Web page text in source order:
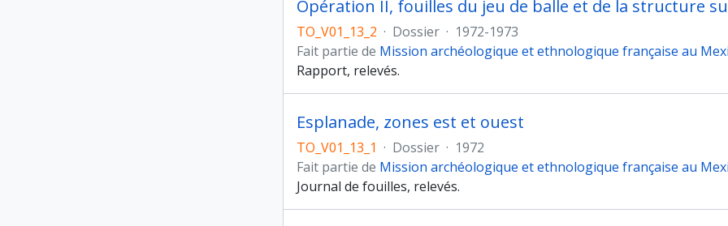
Opération II, fouilles du jeu de balle et de la structure
TO_V01_13_2 · Dossier · 1972-1973
Fait partie de Mission archéologique et ethnologique française au
Rapport, relevés.
Esplanade, zones est et ouest
TO_V01_13_1 · Dossier · 1972
Fait partie de Mission archéologique et ethnologique française au
Journal de fouilles, relevés.